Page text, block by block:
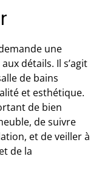
une
détails. Il s’agit
de bains
et esthétique.
de bien
de suivre
et de veiller à
de la